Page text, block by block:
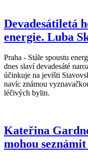
Devadesátiletá
energie. Luba
Praha - Stále spoustu
dnes slaví devadesáté
účinkuje na jevišti
navíc známou
léčivých bylin.
Kateřina
mohou